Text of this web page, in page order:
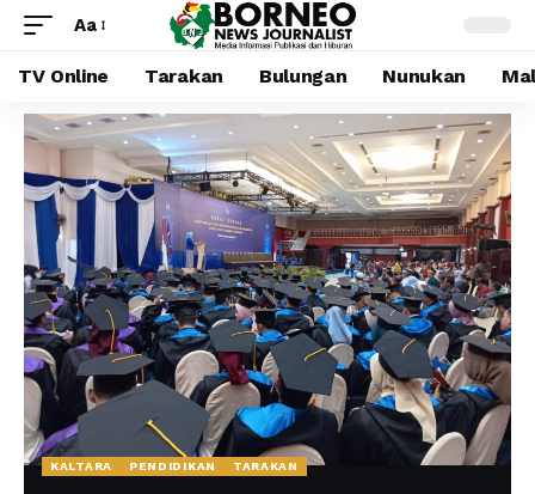
Aa
TV Online Tarakan Bulungan Nunukan
KALTARA PENDIDIKAN TARAKAN